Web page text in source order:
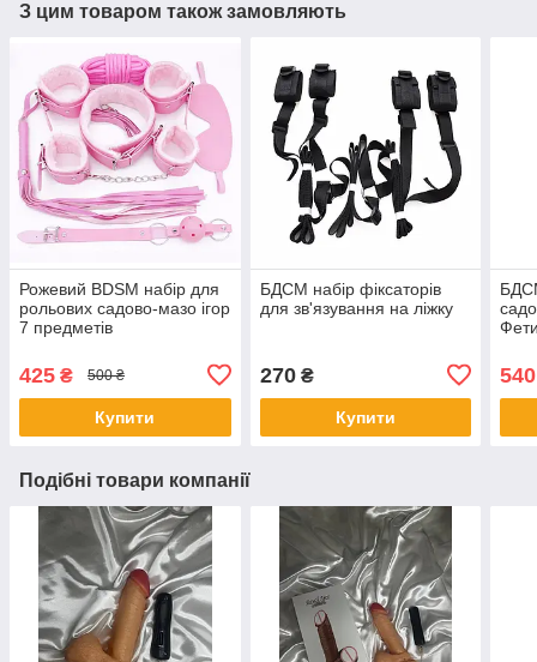
З цим товаром також замовляють
Рожевий BDSM набір для
рольових садово-мазо ігор
7 предметів
425 ₴ 500 ₴
Купити
БДСМ набір фіксаторів
для зв'язування на ліжку
270₴
Купити
540
Подібні товари компанії